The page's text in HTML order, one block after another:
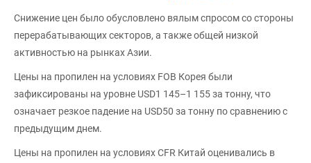
Снижение цен было обусловлено вялым спросом со стороны
перерабатывающих секторов, а также общей низкой
активностью на рынках Азии.
Цены на пропилен на условиях FOB Корея были
зафиксированы на уровне USD1 145–1 155 за тонну, что
означает резкое падение на USD50 за тонну по сравнению с
предыдущим днем.
Цены на пропилен на условиях CFR Китай оценивались в